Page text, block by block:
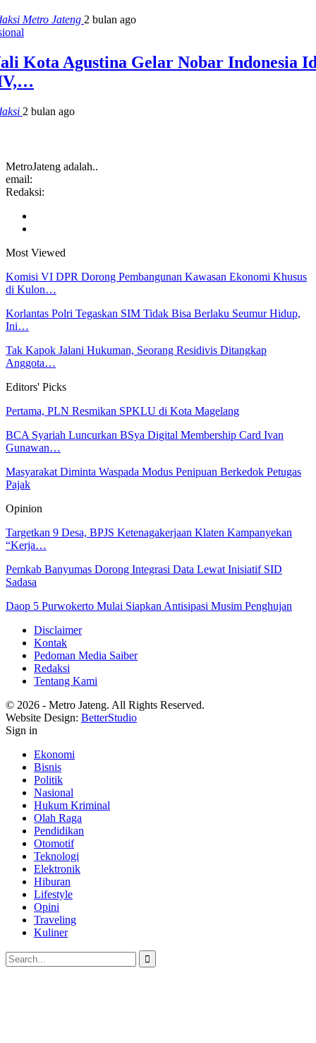
Metro Jateng 2 bulan ago
Kota Agustina Gelar Nobar Indonesia
2 bulan ago
MetroJateng adalah..
email:
Redaksi:
Most Viewed
Komisi VI DPR Dorong Pembangunan Kawasan Ekonomi Khusus
di Kulon…
Korlantas Polri Tegaskan SIM Tidak Bisa Berlaku Seumur Hidup,
Ini…
Tak Kapok Jalani Hukuman, Seorang Residivis Ditangkap
Anggota…
Editors' Picks
Pertama, PLN Resmikan SPKLU di Kota Magelang
BCA Syariah Luncurkan BSya Digital Membership Card Ivan
Gunawan…
Masyarakat Diminta Waspada Modus Penipuan Berkedok Petugas
Pajak
Opinion
Targetkan 9 Desa, BPJS Ketenagakerjaan Klaten Kampanyekan
“Kerja…
Pemkab Banyumas Dorong Integrasi Data Lewat Inisiatif SID
Sadasa
Daop 5 Purwokerto Mulai Siapkan Antisipasi Musim Penghujan
Disclaimer
Kontak
Pedoman Media Saiber
Redaksi
Tentang Kami
© 2026 - Metro Jateng. All Rights Reserved.
Website Design: BetterStudio
Sign in
Ekonomi
Bisnis
Politik
Nasional
Hukum Kriminal
Olah Raga
Pendidikan
Otomotif
Teknologi
Elektronik
Hiburan
Lifestyle
Opini
Traveling
Kuliner